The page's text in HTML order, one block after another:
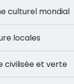
culturel mondial
locales
civilisée et verte